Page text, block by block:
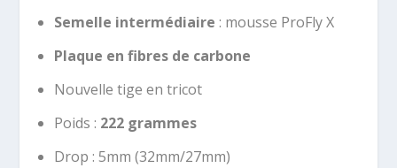
Semelle intermédiaire : mousse ProFly X
Plaque en fibres de carbone
Nouvelle tige en tricot
Poids : 222 grammes
Drop : 5mm (32mm/27mm)